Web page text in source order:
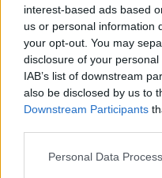
interest-based ads based
us or personal information
your opt-out. You may
disclosure of your
IAB’s list of downstream
also be disclosed by us to
Downstream Participants
Personal Data
Tolerancia: šírka +- 0,3
Parametre
SKU:
Kategórie: